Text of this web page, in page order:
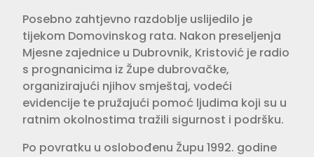
Posebno zahtjevno razdoblje uslijedilo je
tijekom Domovinskog rata. Nakon preseljenja
Mjesne zajednice u Dubrovnik, Kristović je radio
s prognanicima iz Župe dubrovačke,
organizirajući njihov smještaj, vodeći
evidencije te pružajući pomoć ljudima koji su u
ratnim okolnostima tražili sigurnost i podršku.
Po povratku u oslobođenu Župu 1992. godine